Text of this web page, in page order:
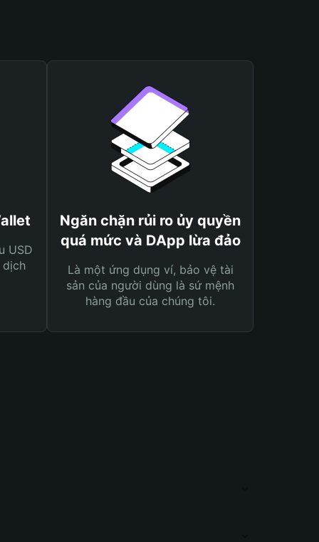
USD
Ngăn chặn rủi ro ủy quyền
quá mức và DApp lừa đảo
Là một ứng dụng ví, bảo vệ tài
sản của người dùng là sứ mệnh
hàng đầu của chúng tôi.